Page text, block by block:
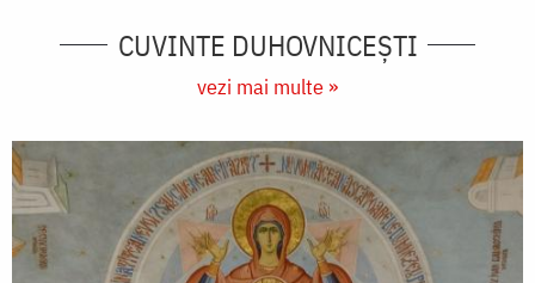
CUVINTE DUHOVNICEȘTI
vezi mai multe »